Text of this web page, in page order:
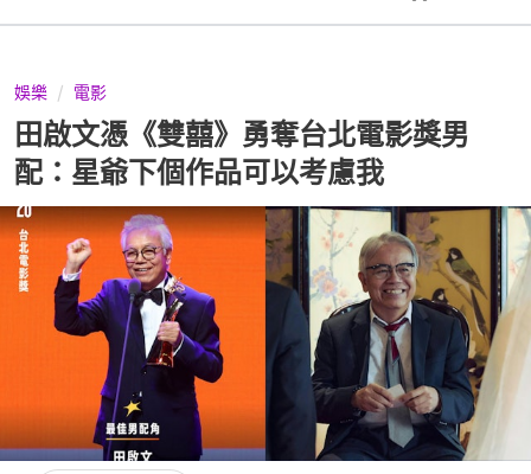
娛樂 電影
田啟文憑《雙囍》勇奪台北電影獎男
配：星爺下個作品可以考慮我